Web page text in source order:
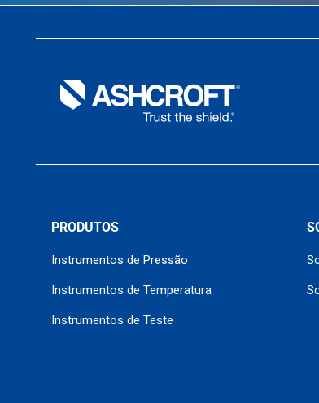
PRODUTOS
Instrumentos de Pressão
Instrumentos de Temperatura
Instrumentos de Teste